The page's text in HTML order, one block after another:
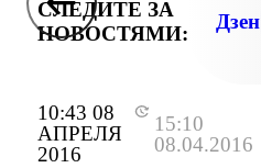
10:43 08
АПРЕЛЯ
2016
15:10
08.04.2016
СЛЕДИТЕ ЗА
НОВОСТЯМИ:
Дзен